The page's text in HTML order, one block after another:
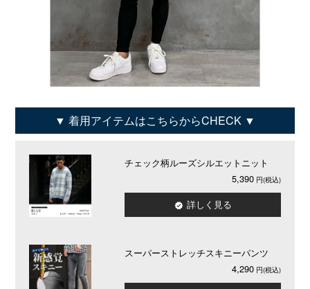
着用アイテムはこちらからCHECK
チェック柄ルーズシルエットニット
5,390
詳しく見る
スーパーストレッチスキニーパンツ
4,290